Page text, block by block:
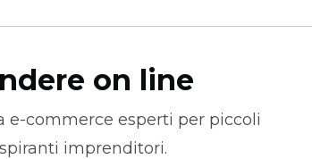
on line
e-commerce esperti per piccoli
imprenditori.